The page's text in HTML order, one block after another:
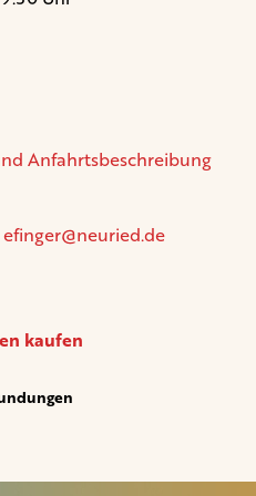
Anfahrtsbeschreibung
efinger@neuried.de
kaufen